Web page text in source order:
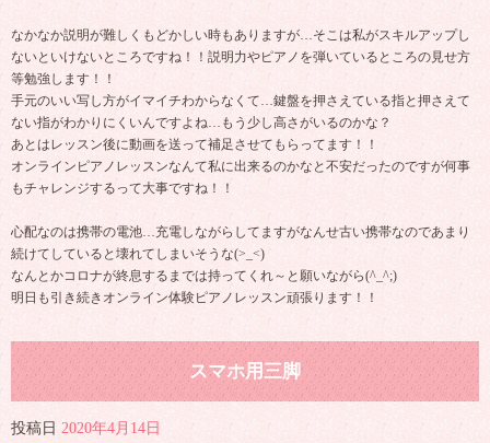
なかなか説明が難しくもどかしい時もありますが…そこは私がスキルアップし
ないといけないところですね！！説明力やピアノを弾いているところの見せ方
等勉強します！！
手元のいい写し方がイマイチわからなくて…鍵盤を押さえている指と押さえて
ない指がわかりにくいんですよね…もう少し高さがいるのかな？
あとはレッスン後に動画を送って補足させてもらってます！！
オンラインピアノレッスンなんて私に出来るのかなと不安だったのですが何事
もチャレンジするって大事ですね！！
心配なのは携帯の電池…充電しながらしてますがなんせ古い携帯なのであまり
続けてしていると壊れてしまいそうな(>_<)
なんとかコロナが終息するまでは持ってくれ～と願いながら(^_^;)
明日も引き続きオンライン体験ピアノレッスン頑張ります！！
スマホ用三脚
投稿日 2020年4月14日